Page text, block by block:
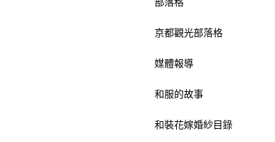
京都觀光部落格
媒體報導
和服的故事
和裝花嫁婚紗目錄